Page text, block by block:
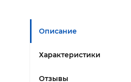
Описание
Характеристики
Отзывы